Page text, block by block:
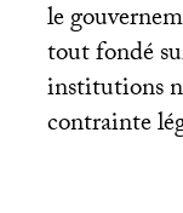
le
tout fondé
institutions
contrainte